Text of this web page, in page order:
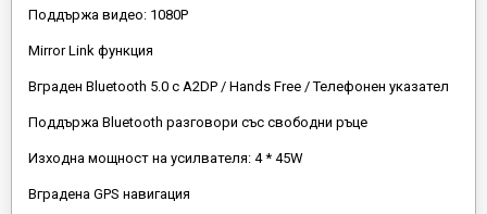
Поддържа видео: 1080P
Mirror Link функция
Вграден Bluetooth 5.0 с A2DP / Hands Free / Телефонен указател
Поддържа Bluetooth разговори със свободни ръце
Изходна мощност на усилвателя: 4 * 45W
Вградена GPS навигация